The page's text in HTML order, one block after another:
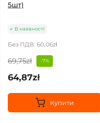
5шт)
В наявності
Без ПДВ: 60,06zł
69,75zł -7%
64,87zł
Купити